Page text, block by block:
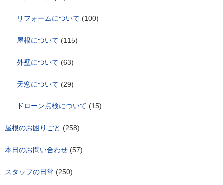
リフォームについて (100)
屋根について (115)
外壁について (63)
天窓について (29)
ドローン点検について (15)
屋根のお困りごと (258)
本日のお問い合わせ (57)
スタッフの日常 (250)